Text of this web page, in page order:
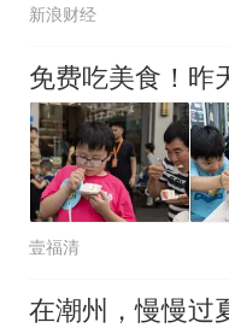
新浪财经
免费吃美食！昨
壹福清
在潮州，慢慢过